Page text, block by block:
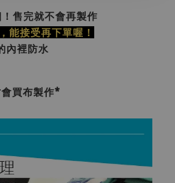
售完就不會再製作
能接受再下單喔！
內裡防水
買布製作*